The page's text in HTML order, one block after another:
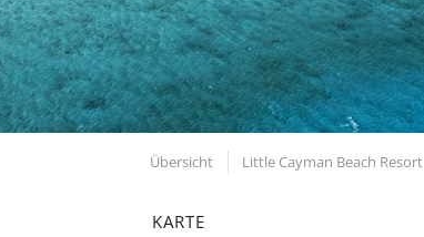
Übersicht Little Cayman Beach Resort
KARTE